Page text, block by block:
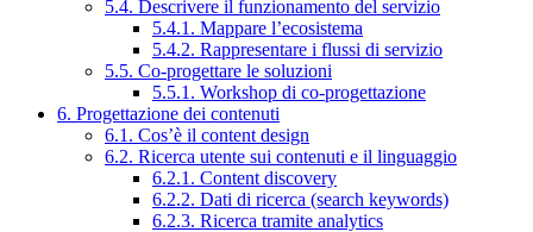
5.4. Descrivere il funzionamento del servizio
5.4.1. Mappare l’ecosistema
5.4.2. Rappresentare i flussi di servizio
5.5. Co-progettare le soluzioni
5.5.1. Workshop di co-progettazione
6. Progettazione dei contenuti
6.1. Cos’è il content design
6.2. Ricerca utente sui contenuti e il linguaggio
6.2.1. Content discovery
6.2.2. Dati di ricerca (search keywords)
6.2.3. Ricerca tramite analytics